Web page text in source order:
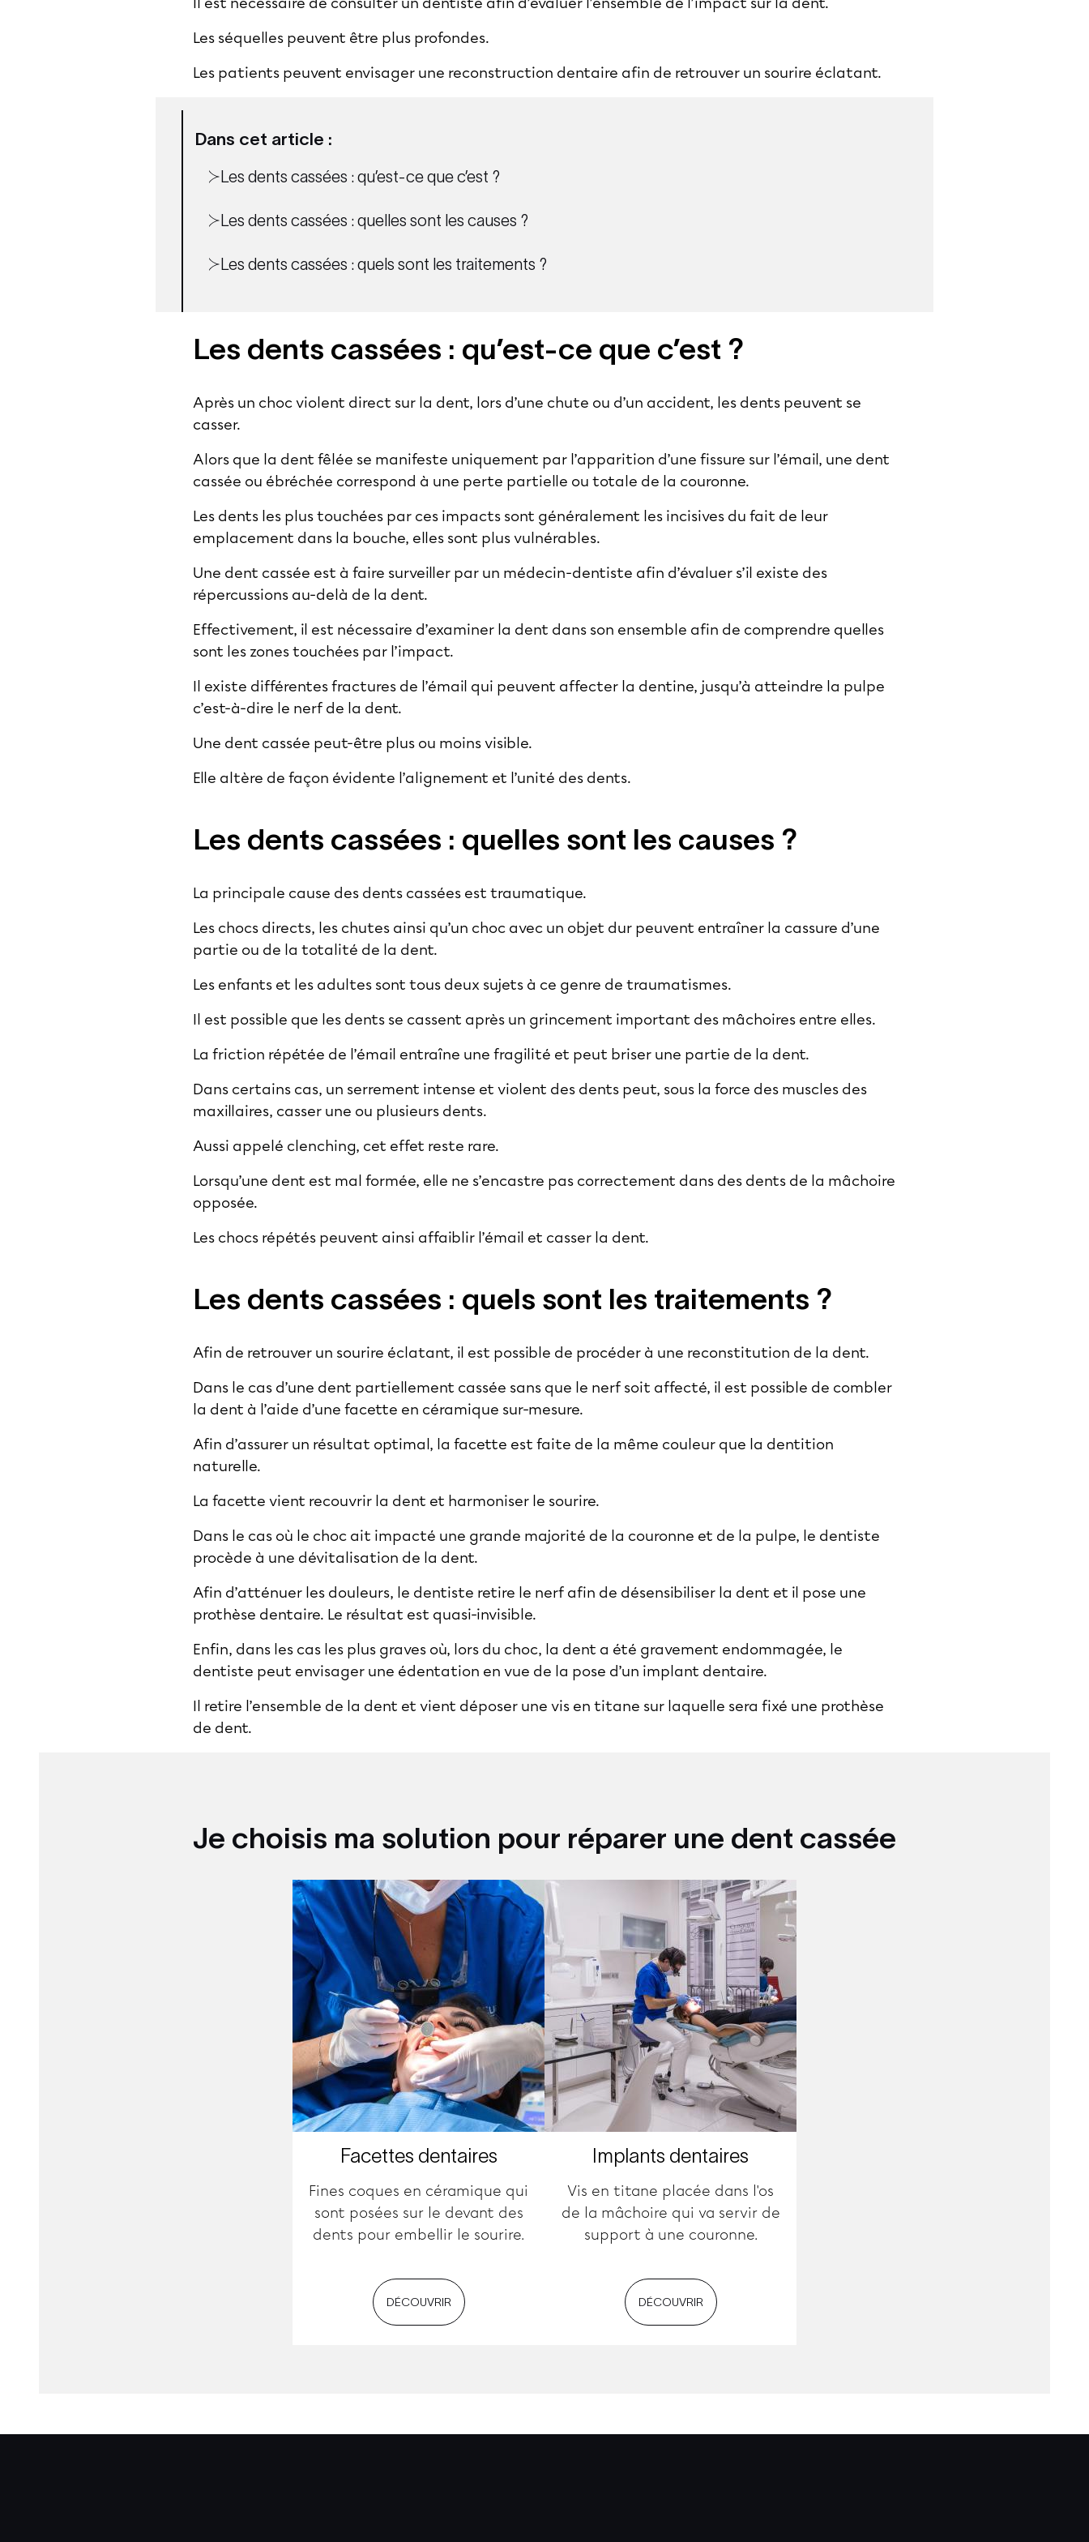
Dans cet article :
Les dents cassées : qu’est-ce que c’est ?
Les dents cassées : quelles sont les causes ?
Les dents cassées : quels sont les traitements ?
Les séquelles peuvent être plus profondes.
Les patients peuvent envisager une reconstruction dentaire afin de retrouver un sourire éclatant.
Les dents cassées : qu’est-ce que c’est ?
Après un choc violent direct sur la dent, lors d’une chute ou d’un accident, les dents peuvent se
casser.
Alors que la dent fêlée se manifeste uniquement par l’apparition d’une fissure sur l’émail, une dent
cassée ou ébréchée correspond à une perte partielle ou totale de la couronne.
Les dents les plus touchées par ces impacts sont généralement les incisives du fait de leur
emplacement dans la bouche, elles sont plus vulnérables.
Une dent cassée est à faire surveiller par un médecin-dentiste afin d’évaluer s’il existe des
répercussions au-delà de la dent.
Effectivement, il est nécessaire d’examiner la dent dans son ensemble afin de comprendre quelles
sont les zones touchées par l’impact.
Il existe différentes fractures de l’émail qui peuvent affecter la dentine, jusqu’à atteindre la pulpe
c’est-à-dire le nerf de la dent.
Une dent cassée peut-être plus ou moins visible.
Elle altère de façon évidente l’alignement et l’unité des dents.
Les dents cassées : quelles sont les causes ?
La principale cause des dents cassées est traumatique.
Les chocs directs, les chutes ainsi qu’un choc avec un objet dur peuvent entraîner la cassure d’une
partie ou de la totalité de la dent.
Les enfants et les adultes sont tous deux sujets à ce genre de traumatismes.
Il est possible que les dents se cassent après un grincement important des mâchoires entre elles.
La friction répétée de l’émail entraîne une fragilité et peut briser une partie de la dent.
Dans certains cas, un serrement intense et violent des dents peut, sous la force des muscles des
maxillaires, casser une ou plusieurs dents.
Aussi appelé clenching, cet effet reste rare.
Lorsqu’une dent est mal formée, elle ne s’encastre pas correctement dans des dents de la mâchoire
opposée.
Les chocs répétés peuvent ainsi affaiblir l’émail et casser la dent.
Les dents cassées : quels sont les traitements ?
Afin de retrouver un sourire éclatant, il est possible de procéder à une reconstitution de la dent.
Dans le cas d’une dent partiellement cassée sans que le nerf soit affecté, il est possible de combler
la dent à l’aide d’une facette en céramique sur-mesure.
Afin d’assurer un résultat optimal, la facette est faite de la même couleur que la dentition
naturelle.
La facette vient recouvrir la dent et harmoniser le sourire.
Dans le cas où le choc ait impacté une grande majorité de la couronne et de la pulpe, le dentiste
procède à une dévitalisation de la dent.
Afin d’atténuer les douleurs, le dentiste retire le nerf afin de désensibiliser la dent et il pose une
prothèse dentaire. Le résultat est quasi-invisible.
Enfin, dans les cas les plus graves où, lors du choc, la dent a été gravement endommagée, le
dentiste peut envisager une édentation en vue de la pose d’un implant dentaire.
Il retire l’ensemble de la dent et vient déposer une vis en titane sur laquelle sera fixé une prothèse
de dent.
Je choisis ma solution pour réparer une dent cassée
Facettes dentaires
Fines coques en céramique qui
sont posées sur le devant des
dents pour embellir le sourire.
DÉCOUVRIR
Implants dentaires
Vis en titane placée dans l'os
de la mâchoire qui va servir de
support à une couronne.
DÉCOUVRIR